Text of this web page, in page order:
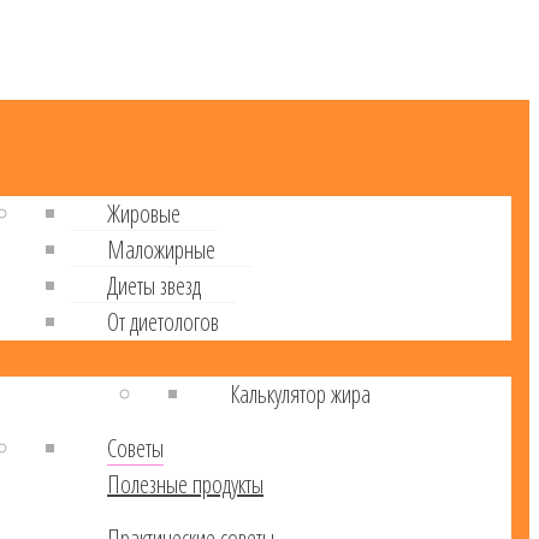
Жировые
Маложирные
Диеты звезд
От диетологов
Калькулятор жира
Советы
Полезные продукты